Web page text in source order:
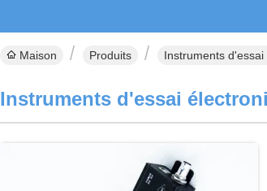
Maison Produits Instruments
Instruments d'essai